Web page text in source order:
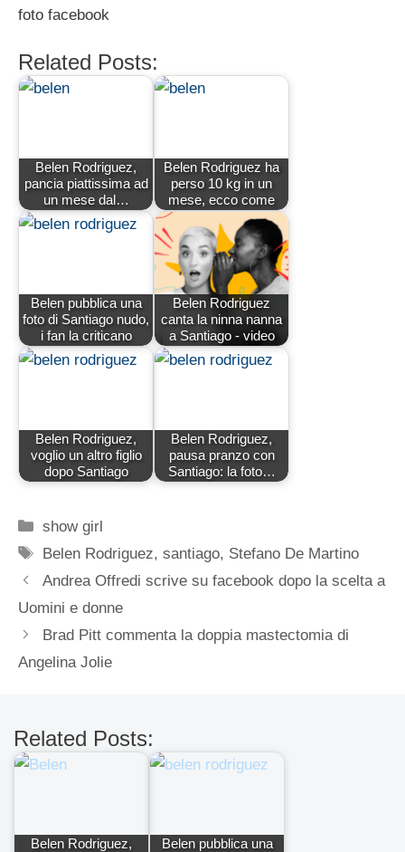
foto facebook
Related Posts:
Belen Rodriguez,
pancia piattissima ad
un mese dal…
Belen Rodriguez ha
perso 10 kg in un
mese, ecco come
Belen pubblica una
foto di Santiago nudo,
i fan la criticano
Belen Rodriguez
canta la ninna nanna
a Santiago - video
Belen Rodriguez,
voglio un altro figlio
dopo Santiago
Belen Rodriguez,
pausa pranzo con
Santiago: la foto…
Categorie
show girl
Tag
Belen Rodriguez,santiago, Stefano De Martino
Andrea Offredi scrive su facebook dopo la scelta a
Uomini e donne
Brad Pitt commenta la doppia mastectomia di
Angelina Jolie
Related Posts:
Belen Rodriguez,
Belen pubblica una